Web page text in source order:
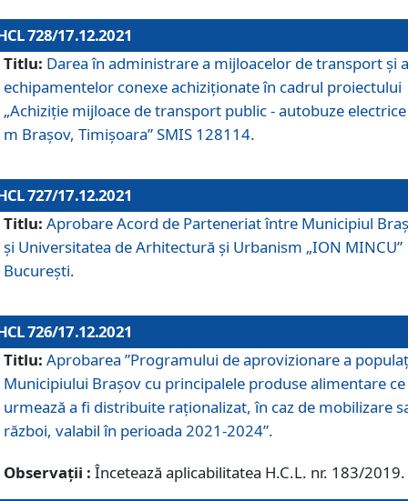
728/17.12.2021
Titlu: Darea în administrare a mijloacelor de transport și a
echipamentelor conexe achiziționate în cadrul proiectului
„Achiziție mijloace de transport public - autobuze
m Brașov, Timișoara” SMIS 128114.
727/17.12.2021
Titlu: Aprobare Acord de Parteneriat între Municipiul
și Universitatea de Arhitectură și Urbanism „ION MINCU”
București.
726/17.12.2021
Titlu: Aprobarea ”Programului de aprovizionare a
Municipiului Braşov cu principalele produse alimentare ce
urmează a fi distribuite raționalizat, în caz de mobilizare
război, valabil în perioada 2021-2024”.
Observații : Încetează aplicabilitatea H.C.L. nr. 183/2019.